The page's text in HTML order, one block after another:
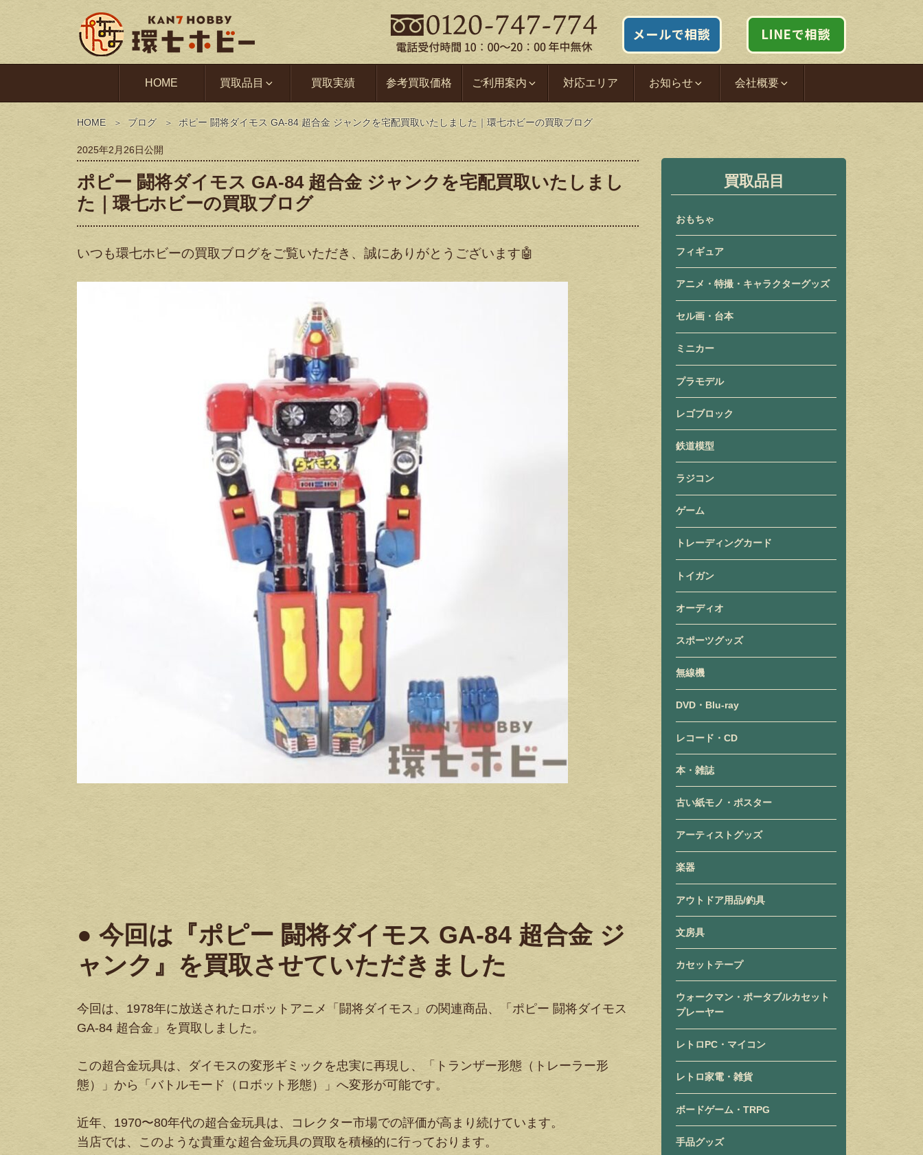
HOME 買取品目 買取実績 参考買取価格 ご利用案内 対応エリア お知らせ 会社概要
HOME ブログ ポピー 闘将ダイモス GA-84 超合金 ジャンクを宅配買取いたしました｜環七ホビーの買取ブログ
2025年2月26日公開
ポピー 闘将ダイモス GA-84 超合金 ジャンクを宅配買取いたしまし
た｜環七ホビーの買取ブログ
いつも環七ホビーの買取ブログをご覧いただき、誠にありがとうございます🤖
● 今回は『ポピー 闘将ダイモス GA-84 超合金 ジ
ャンク』を買取させていただきました
今回は、1978年に放送されたロボットアニメ「闘将ダイモス」の関連商品、「ポピー 闘将ダイモス
GA-84 超合金」を買取しました。
この超合金玩具は、ダイモスの変形ギミックを忠実に再現し、「トランザー形態（トレーラー形
態）」から「バトルモード（ロボット形態）」へ変形が可能です。
近年、1970〜80年代の超合金玩具は、コレクター市場での評価が高まり続けています。
当店では、このような貴重な超合金玩具の買取を積極的に行っております。
買取品目
おもちゃ
フィギュア
アニメ・特撮・キャラクターグッズ
セル画・台本
ミニカー
プラモデル
レゴブロック
鉄道模型
ラジコン
ゲーム
トレーディングカード
トイガン
オーディオ
スポーツグッズ
無線機
DVD・Blu-ray
レコード・CD
本・雑誌
古い紙モノ・ポスター
アーティストグッズ
楽器
アウトドア用品/釣具
文房具
カセットテープ
ウォークマン・ポータブルカセット
プレーヤー
レトロPC・マイコン
レトロ家電・雑貨
ボードゲーム・TRPG
手品グッズ